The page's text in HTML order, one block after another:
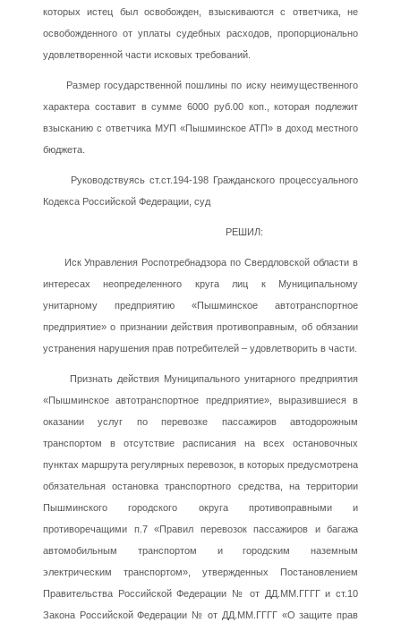
которых истец был освобожден, взыскиваются с ответчика, не
освобожденного от уплаты судебных расходов, пропорционально
удовлетворенной части исковых требований.
Размер государственной пошлины по иску неимущественного
характера составит в сумме 6000 руб.00 коп., которая подлежит
взысканию с ответчика МУП «Пышминское АТП» в доход местного
бюджета.
Руководствуясь ст.ст.194-198 Гражданского процессуального
Кодекса Российской Федерации, суд
РЕШИЛ:
Иск Управления Роспотребнадзора по Свердловской области в
интересах неопределенного круга лиц к Муниципальному
унитарному предприятию «Пышминское автотранспортное
предприятие» о признании действия противоправным, об обязании
устранения нарушения прав потребителей – удовлетворить в части.
Признать действия Муниципального унитарного предприятия
«Пышминское автотранспортное предприятие», выразившиеся в
оказании услуг по перевозке пассажиров автодорожным
транспортом в отсутствие расписания на всех остановочных
пунктах маршрута регулярных перевозок, в которых предусмотрена
обязательная остановка транспортного средства, на территории
Пышминского городского округа противоправными и
противоречащими п.7 «Правил перевозок пассажиров и багажа
автомобильным транспортом и городским наземным
электрическим транспортом», утвержденных Постановлением
Правительства Российской Федерации № от ДД.ММ.ГГГГ и ст.10
Закона Российской Федерации № от ДД.ММ.ГГГГ «О защите прав